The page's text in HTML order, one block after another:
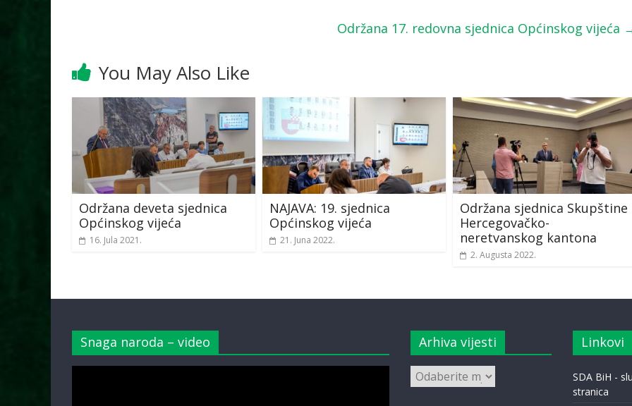
Održana 17. redovna sjednica Općinskog vijeća
You May Also Like
Održana deveta sjednica
Općinskog vijeća
16. Jula 2021.
NAJAVA: 19. sjednica
Općinskog vijeća
21. Juna 2022.
Održana sjednica Skupštine
Hercegovačko-
neretvanskog kantona
2. Augusta 2022.
Snaga naroda – video Arhiva vijesti
Arhiva
vijesti
Linkovi
SDA BiH -
stranica